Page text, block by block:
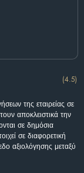
(4.5)
της εταιρείας σε
αποκλειστικά την
σε δημόσια
σε διαφορετική
αξιολόγησης μεταξύ